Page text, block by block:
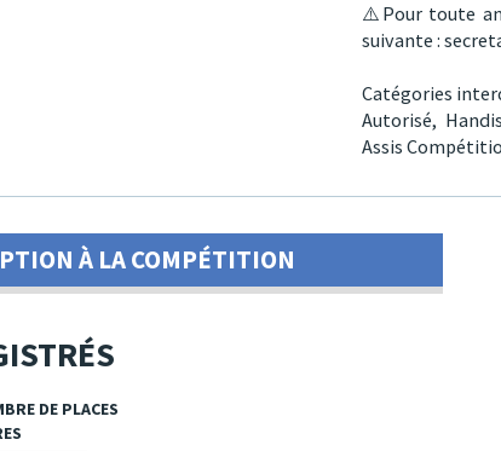
⚠️Pour toute
suivante :
Catégories
Autorisé,
Assis
À LA COMPÉTITION
DE PLACES